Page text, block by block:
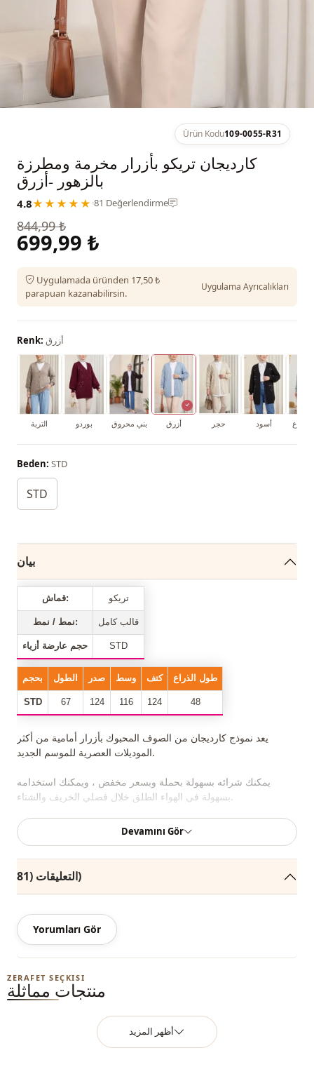
Ürün Kodu109-0055-R31
كارديجان تريكو بأزرار مخرمة ومطرزة
بالزهور -أزرق
4.8★★★★★ ·81 Değerlendirme
844,99 ₺
699,99 ₺
Uygulamada üründen 17,50 ₺
parapuan kazanabilirsin.
Uygulama Ayrıcalıkları
Renk: أزرق
التربة بوردو بني محروق أزرق حجر أسود
Beden: STD
STD
بيان
قماش: تريكو
نمط / نمط: قالب كامل
حجم عارضة أزياء STD
بحجم الطول صدر وسط كتف طول الذراع
STD 67 124 116 124 48
يعد نموذج كارديجان من الصوف المحبوك بأزرار أمامية من أكثر
الموديلات العصرية للموسم الجديد.
يمكنك شرائه بسهولة بحملة وبسعر مخفض ، ويمكنك استخدامه
بسهولة في الهواء الطلق خلال فصلي الخريف والشتاء.
اعتمادًا على المستخدم والمنطقة ، يمكن أيضًا تسمية هذا المنتج بسترة
صوفية مريحة ، سترة صوفية يومية ، كارديجان شتوي ، كارديجان
لشراء الملابس بالجملة والاطلاع على أسعار الجملة الخاصة ، يكفي أن
تصبح عضوًا في موقعنا وإرسال معلوماتك إلى خط الواتساب
ملاحظة: قد يكون هناك اختلاف في الدرجة اللونية في لون المنتج
بسبب لقطات المفهوم.
الغسيل: يغسل عند 30 درجة.
Devamını Gör
التعليقات (81)
Yorumları Gör
ZERAFET SEÇKISI
منتجات مماثلة
أظهر المزيد